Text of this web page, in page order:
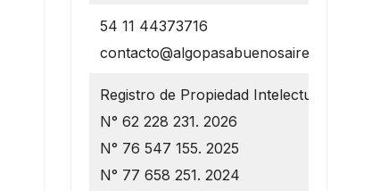
54 11 44373716
contacto@algopasabuenosaires.com.ar
Registro de Propiedad Intelectual
N° 62 228 231. 2026
N° 76 547 155. 2025
N° 77 658 251. 2024